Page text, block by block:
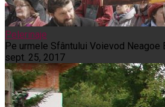
Pelerinaje
Pe urmele Sfântului Voievod Neagoe
sept. 25, 2017